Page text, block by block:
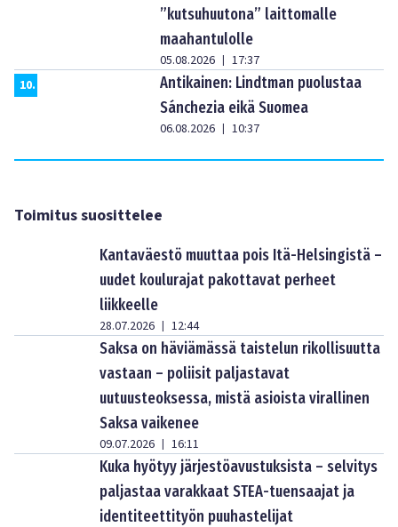
”kutsuhuutona” laittomalle
maahantulolle
05.08.2026 | 17:37
10.
Antikainen: Lindtman puolustaa
Sánchezia eikä Suomea
06.08.2026 | 10:37
Toimitus suosittelee
Kantaväestö muuttaa pois Itä-Helsingistä –
uudet koulurajat pakottavat perheet
liikkeelle
28.07.2026 | 12:44
Saksa on häviämässä taistelun rikollisuutta
vastaan – poliisit paljastavat
uutuusteoksessa, mistä asioista virallinen
Saksa vaikenee
09.07.2026 | 16:11
Kuka hyötyy järjestöavustuksista – selvitys
paljastaa varakkaat STEA-tuensaajat ja
identiteettityön puuhastelijat